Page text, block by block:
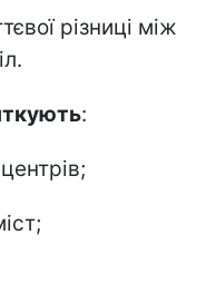
різниці між
: